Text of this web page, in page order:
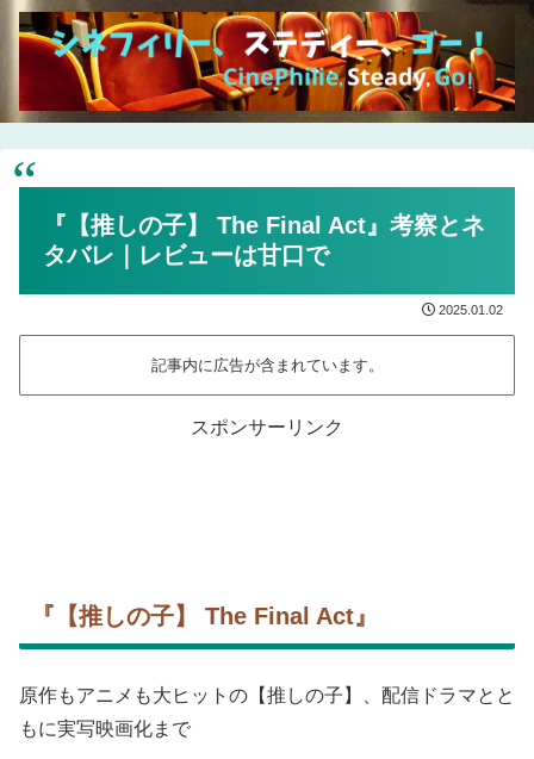
『【推しの子】 The Final Act』考察とネ
タバレ｜レビューは甘口で
2025.01.02
記事内に広告が含まれています。
スポンサーリンク
『【推しの子】 The Final Act』
原作もアニメも大ヒットの【推しの子】、配信ドラマとと
もに実写映画化まで